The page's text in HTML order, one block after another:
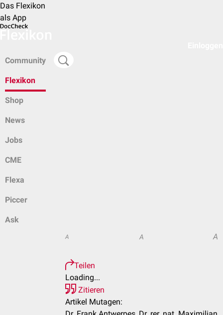
Das Flexikon
als App
Community
Flexikon
Shop
News
Jobs
CME
Flexa
Piccer
Ask
A A A
Teilen
Loading...
Zitieren
Artikel Mutagen: